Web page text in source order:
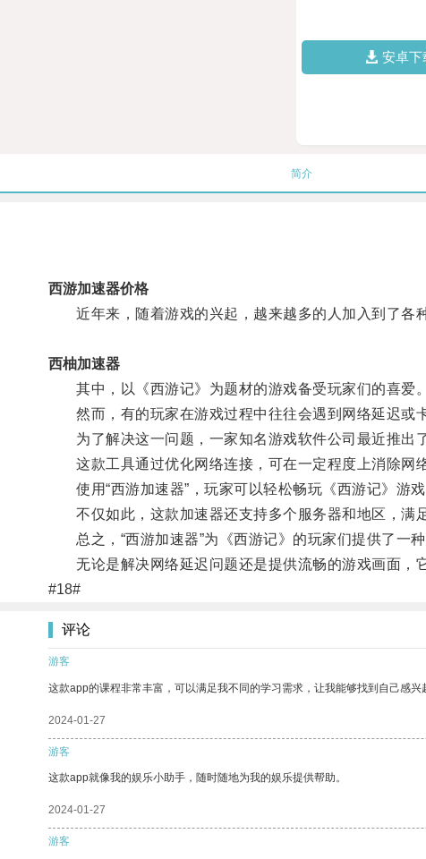
安卓下
简介
西游加速器价格
近年来，随着游戏的兴起，越来越多的人加入到了各种
西柚加速器
其中，以《西游记》为题材的游戏备受玩家们的喜爱。
然而，有的玩家在游戏过程中往往会遇到网络延迟或卡
为了解决这一问题，一家知名游戏软件公司最近推出了
这款工具通过优化网络连接，可在一定程度上消除网络
使用“西游加速器”，玩家可以轻松畅玩《西游记》游戏
不仅如此，这款加速器还支持多个服务器和地区，满足
总之，“西游加速器”为《西游记》的玩家们提供了一种
无论是解决网络延迟问题还是提供流畅的游戏画面，
#18#
评论
游客
这款app的课程非常丰富，可以满足我不同的学习需求，让我能够找到自己感兴
2024-01-27
游客
这款app就像我的娱乐小助手，随时随地为我的娱乐提供帮助。
2024-01-27
游客